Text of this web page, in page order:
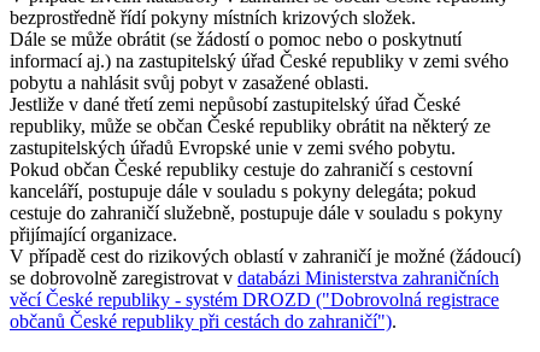
bezprostředně řídí pokyny místních krizových složek.
Dále se může obrátit (se žádostí o pomoc nebo o poskytnutí
informací aj.) na zastupitelský úřad České republiky v zemi svého
pobytu a nahlásit svůj pobyt v zasažené oblasti.
Jestliže v dané třetí zemi nepůsobí zastupitelský úřad České
republiky, může se občan České republiky obrátit na některý ze
zastupitelských úřadů Evropské unie v zemi svého pobytu.
Pokud občan České republiky cestuje do zahraničí s cestovní
kanceláří, postupuje dále v souladu s pokyny delegáta; pokud
cestuje do zahraničí služebně, postupuje dále v souladu s pokyny
přijímající organizace.
V případě cest do rizikových oblastí v zahraničí je možné (žádoucí)
se dobrovolně zaregistrovat v databázi Ministerstva zahraničních
věcí České republiky - systém DROZD ("Dobrovolná registrace
občanů České republiky při cestách do zahraničí").